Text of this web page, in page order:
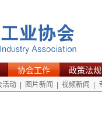
协会工作 政策法规
活动 图片新闻 视频新闻